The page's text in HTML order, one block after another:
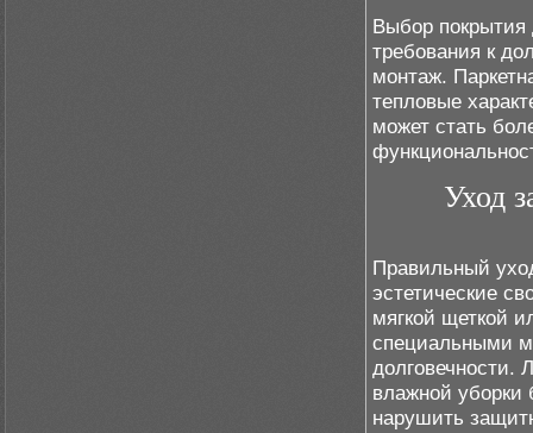
Выбор покрытия
требования к
монтаж.
тепловые
может стать
Уход
Правильный
эстетические
мягкой щеткой
специальными
долговечности.
влажной уборки
нарушить